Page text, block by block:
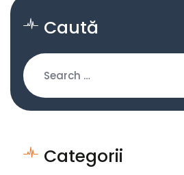
Caută
Categorii